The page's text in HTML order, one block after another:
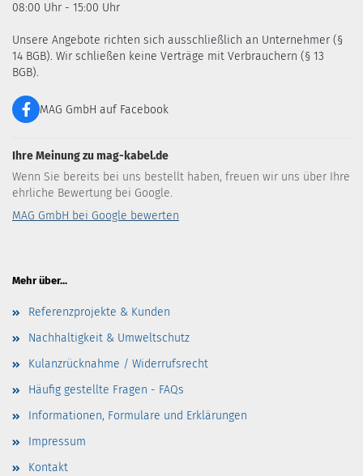
08:00 Uhr - 15:00 Uhr
Unsere Angebote richten sich ausschließlich an Unternehmer (§
14 BGB). Wir schließen keine Verträge mit Verbrauchern (§ 13
BGB).
MAG GmbH auf Facebook
Ihre Meinung zu mag-kabel.de
Wenn Sie bereits bei uns bestellt haben, freuen wir uns über Ihre
ehrliche Bewertung bei Google.
MAG GmbH bei Google bewerten
Mehr über...
Referenzprojekte & Kunden
Nachhaltigkeit & Umweltschutz
Kulanzrücknahme / Widerrufsrecht
Häufig gestellte Fragen - FAQs
Informationen, Formulare und Erklärungen
Impressum
Kontakt